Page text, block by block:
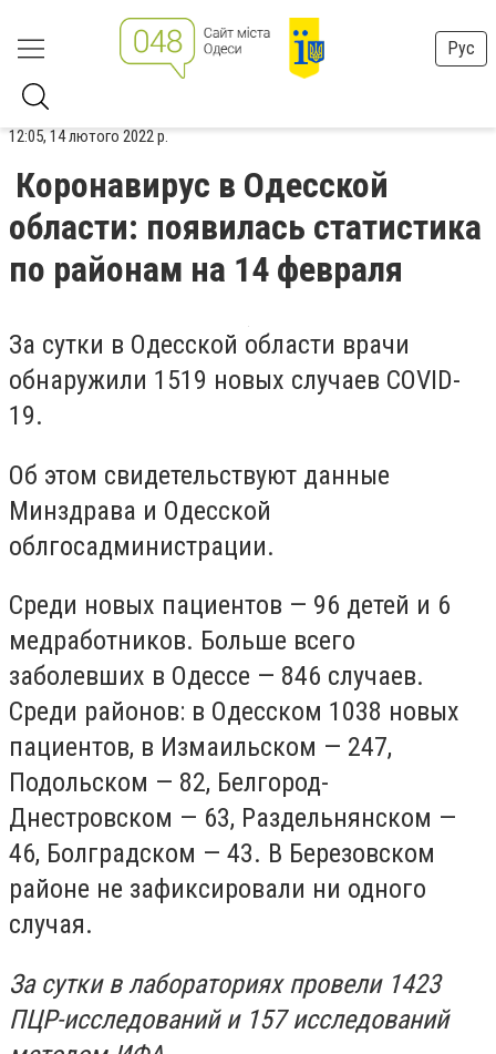
Рус
12:05, 14 лютого 2022 р.
Коронавирус в Одесской
области: появилась статистика
по районам на 14 февраля
За сутки в Одесской области врачи
обнаружили 1519 новых случаев COVID-
19.
Об этом свидетельствуют данные
Минздрава и Одесской
облгосадминистрации.
Среди новых пациентов — 96 детей и 6
медработников. Больше всего
заболевших в Одессе — 846 случаев.
Среди районов: в Одесском 1038 новых
пациентов, в Измаильском — 247,
Подольском — 82, Белгород-
Днестровском — 63, Раздельнянском —
46, Болградском — 43. В Березовском
районе не зафиксировали ни одного
случая.
За сутки в лабораториях провели 1423
ПЦР-исследований и 157 исследований